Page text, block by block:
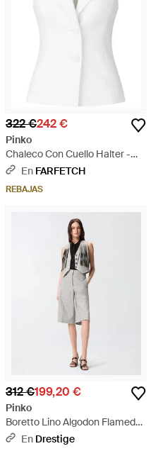
322 €242 €
Pinko
Chaleco Con Cuello Halter -
Blanco
En FARFETCH
REBAJAS
312 €199,20 €
Pinko
Boretto Lino Algodon Flamed
Chaleco Ss26 - Blanco
En Drestige